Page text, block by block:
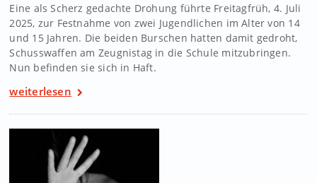
Eine als Scherz gedachte Drohung führte Freitagfrüh, 4. Juli
2025, zur Festnahme von zwei Jugendlichen im Alter von 14
und 15 Jahren. Die beiden Burschen hatten damit gedroht,
Schusswaffen am Zeugnistag in die Schule mitzubringen.
Nun befinden sie sich in Haft.
weiterlesen